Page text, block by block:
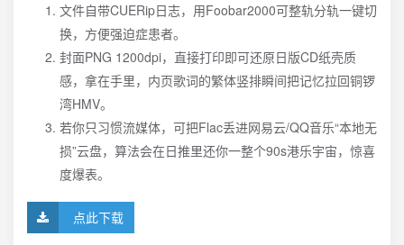
文件自带CUERip日志，用Foobar2000可整轨分轨一键切
换，方便强迫症患者。
封面PNG 1200dpi，直接打印即可还原日版CD纸壳质
感，拿在手里，内页歌词的繁体竖排瞬间把记忆拉回铜锣
湾HMV。
若你只习惯流媒体，可把Flac丢进网易云/QQ音乐“本地无
损”云盘，算法会在日推里还你一整个90s港乐宇宙，惊喜
度爆表。
点此下载